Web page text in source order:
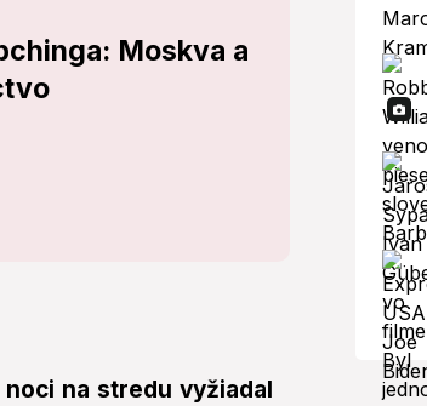
Moskva a
na stredu vyžiadal